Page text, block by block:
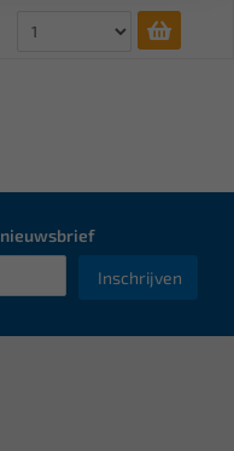
nieuwsbrief
Inschrijven